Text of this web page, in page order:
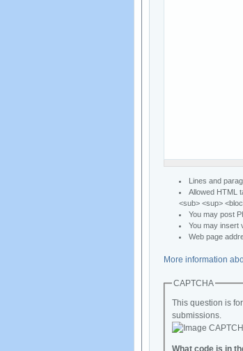
Lines and
Allowed HTML
<sub> <sup>
You may post
You may insert
Web page
More information
CAPTCHA
This question is
submissions.
What code is in